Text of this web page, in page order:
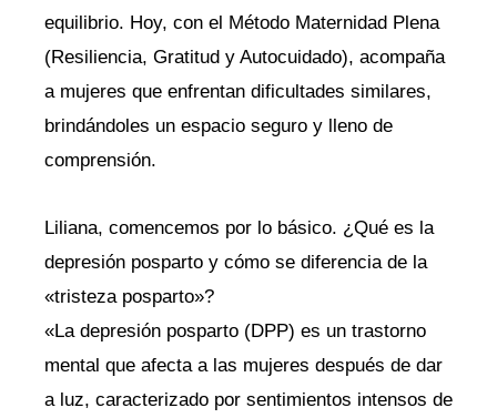
equilibrio. Hoy, con el Método Maternidad Plena
(Resiliencia, Gratitud y Autocuidado), acompaña
a mujeres que enfrentan dificultades similares,
brindándoles un espacio seguro y lleno de
comprensión.
Liliana, comencemos por lo básico. ¿Qué es la
depresión posparto y cómo se diferencia de la
«tristeza posparto»?
«La depresión posparto (DPP) es un trastorno
mental que afecta a las mujeres después de dar
a luz, caracterizado por sentimientos intensos de